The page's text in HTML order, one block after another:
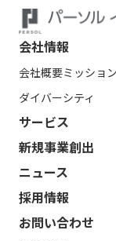
会社情報
会社概要ミッショ
ダイバーシティ
サービス
新規事業創出
ニュース
採用情報
お問い合わせ